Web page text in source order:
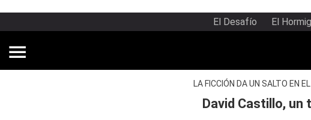
El Desafío El
LA FICCIÓN DA UN SALTO EN
David Castillo, un